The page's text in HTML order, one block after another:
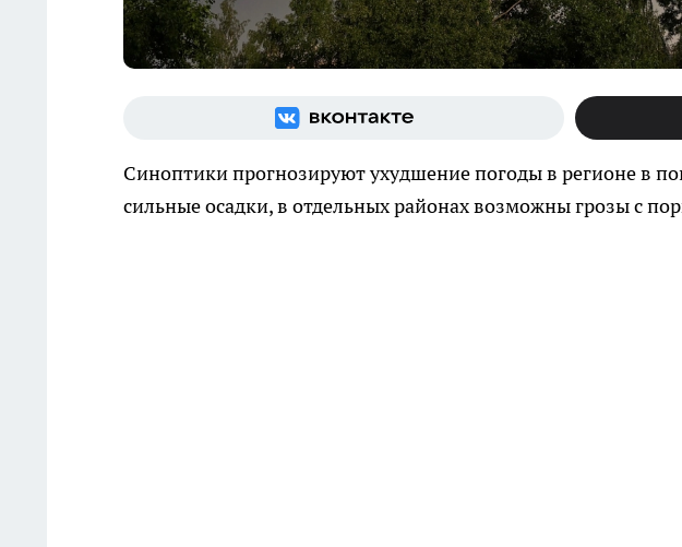
Синоптики прогнозируют ухудшение погоды в регионе в
сильные осадки, в отдельных районах возможны грозы с